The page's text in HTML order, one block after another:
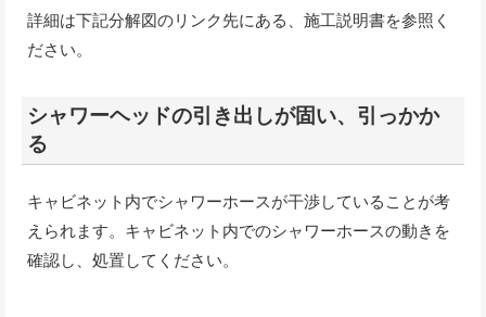
詳細は下記分解図のリンク先にある、施工説明書を参照く
ださい。
シャワーヘッドの引き出しが固い、引っかか
る
キャビネット内でシャワーホースが干渉していることが考
えられます。キャビネット内でのシャワーホースの動きを
確認し、処置してください。